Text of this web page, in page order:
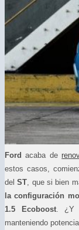
Fordacaba de
estos casos,
delST , que si bien
la configuración
1.5 Ecoboost. ¿Y
manteniendo